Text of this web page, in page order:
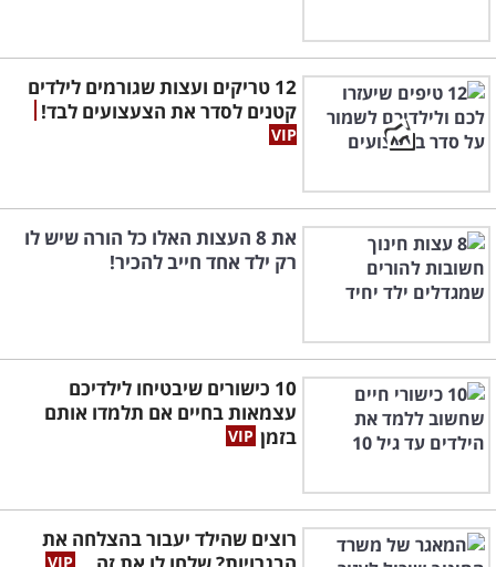
12 טריקים ועצות שגורמים לילדים
קטנים לסדר את הצעצועים לבד!
את 8 העצות האלו כל הורה שיש לו
רק ילד אחד חייב להכיר!
10 כישורים שיבטיחו לילדיכם
עצמאות בחיים אם תלמדו אותם
בזמן
רוצים שהילד יעבור בהצלחה את